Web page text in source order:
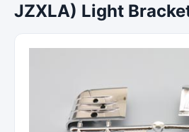
JZXLA) Light